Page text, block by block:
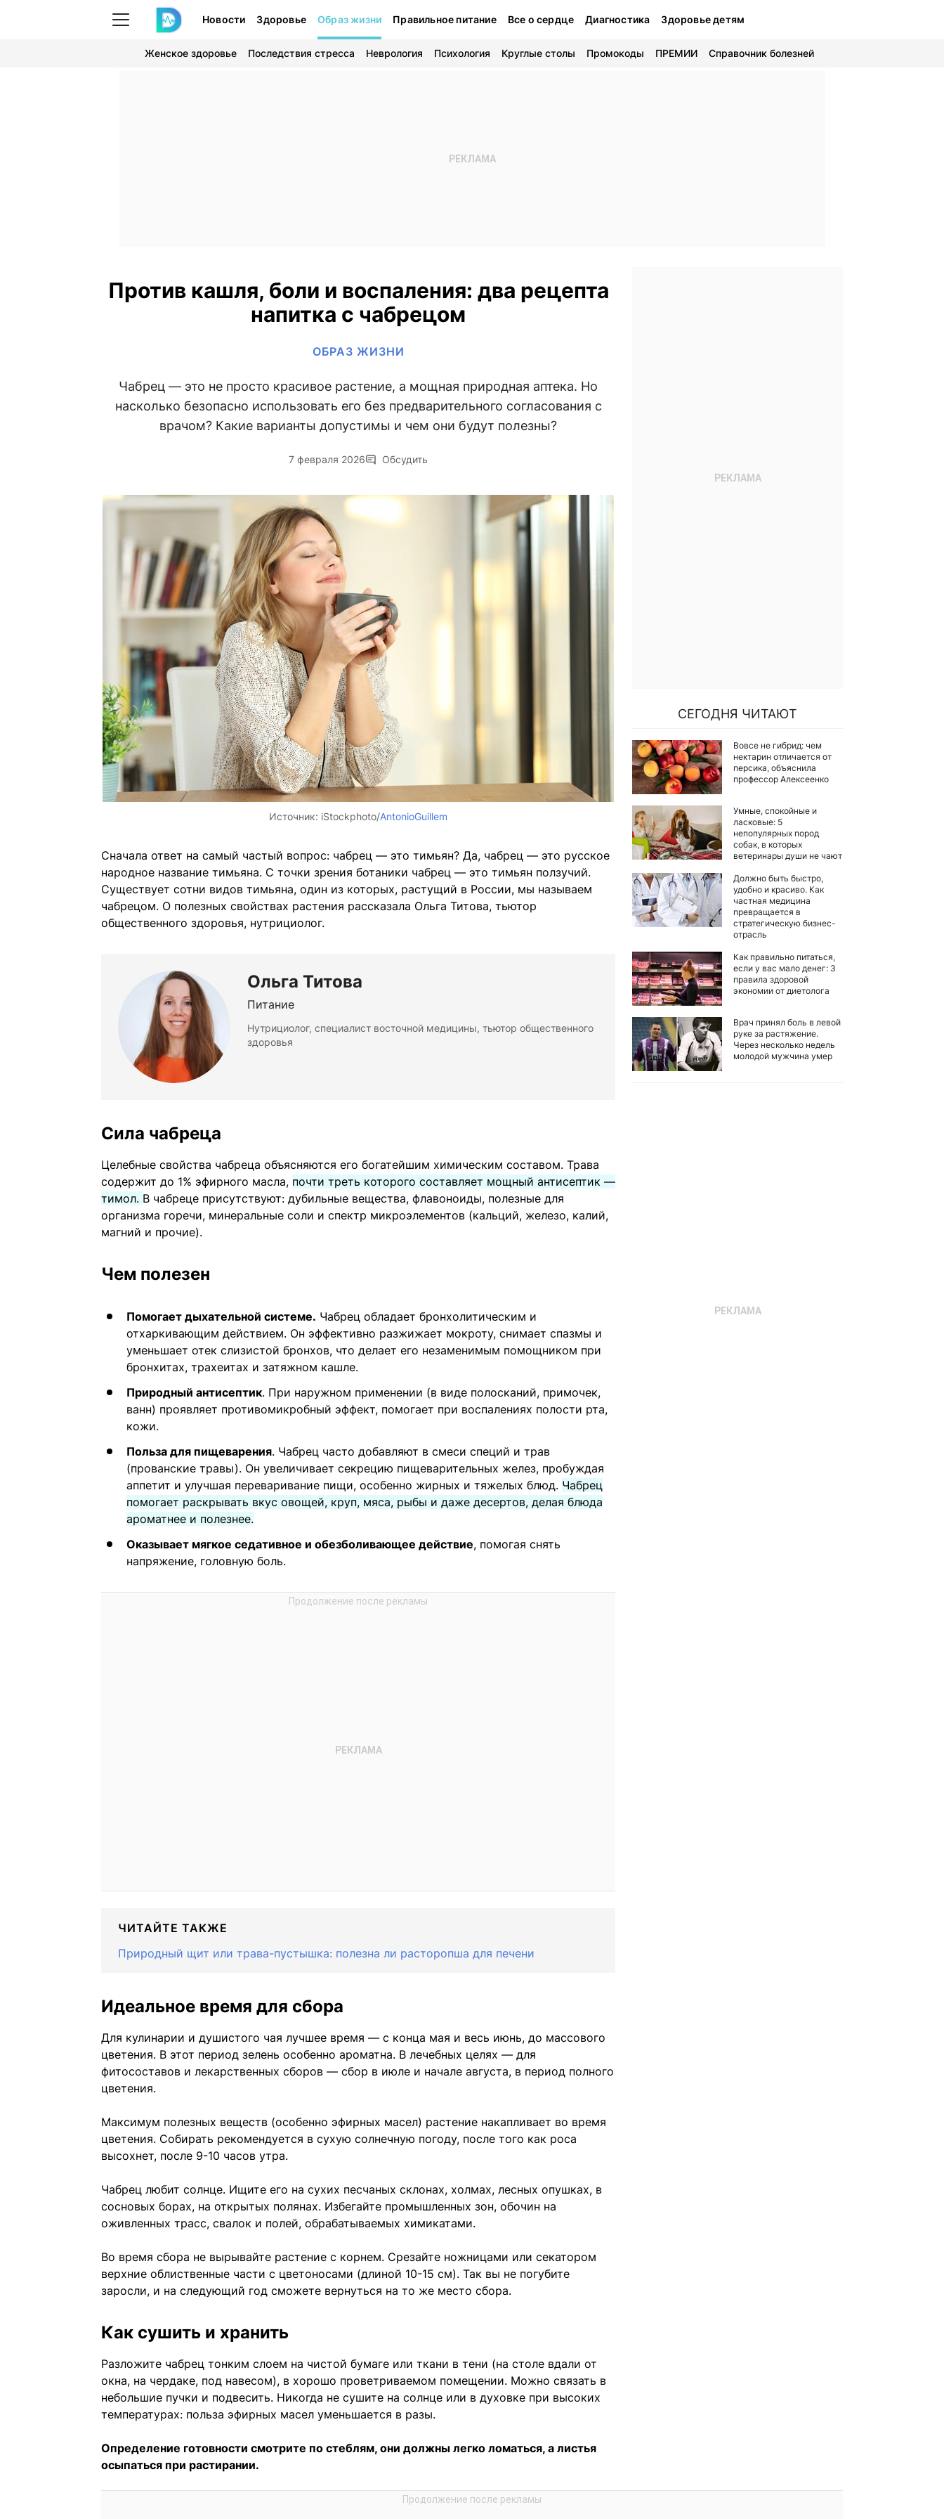
Новости Здоровье Образ жизни Правильное питание Все о сердце Диагностика Здоровье детям
Женское здоровье Последствия стресса Неврология Психология Круглые столы Промокоды ПРЕМИИ Справочник болезней
Против кашля, боли и воспаления: два рецепта
напитка с чабрецом
ОБРАЗ ЖИЗНИ
Чабрец — это не просто красивое растение, а мощная природная аптека. Но
насколько безопасно использовать его без предварительного согласования с
врачом? Какие варианты допустимы и чем они будут полезны?
7 февраля 2026 Обсудить
Источник: iStockphoto/AntonioGuillem
Сначала ответ на самый частый вопрос: чабрец — это тимьян? Да, чабрец — это русское
народное название тимьяна. С точки зрения ботаники чабрец — это тимьян ползучий.
Существует сотни видов тимьяна, один из которых, растущий в России, мы называем
чабрецом. О полезных свойствах растения рассказала Ольга Титова, тьютор
общественного здоровья, нутрициолог.
Ольга Титова
Питание
Нутрициолог, специалист восточной медицины, тьютор общественного
здоровья
Сила чабреца
Целебные свойства чабреца объясняются его богатейшим химическим составом. Трава
содержит до 1% эфирного масла, почти треть которого составляет мощный антисептик —
тимол. В чабреце присутствуют: дубильные вещества, флавоноиды, полезные для
организма горечи, минеральные соли и спектр микроэлементов (кальций, железо, калий,
магний и прочие).
Чем полезен
Помогает дыхательной системе. Чабрец обладает бронхолитическим и
отхаркивающим действием. Он эффективно разжижает мокроту, снимает спазмы и
уменьшает отек слизистой бронхов, что делает его незаменимым помощником при
бронхитах, трахеитах и затяжном кашле.
Природный антисептик. При наружном применении (в виде полосканий, примочек,
ванн) проявляет противомикробный эффект, помогает при воспалениях полости рта,
кожи.
Польза для пищеварения. Чабрец часто добавляют в смеси специй и трав
(прованские травы). Он увеличивает секрецию пищеварительных желез, пробуждая
аппетит и улучшая переваривание пищи, особенно жирных и тяжелых блюд. Чабрец
помогает раскрывать вкус овощей, круп, мяса, рыбы и даже десертов, делая блюда
ароматнее и полезнее.
Оказывает мягкое седативное и обезболивающее действие, помогая снять
напряжение, головную боль.
ЧИТАЙТЕ ТАКЖЕ
Природный щит или трава-пустышка: полезна ли расторопша для печени
Идеальное время для сбора
Для кулинарии и душистого чая лучшее время — с конца мая и весь июнь, до массового
цветения. В этот период зелень особенно ароматна. В лечебных целях — для
фитосоставов и лекарственных сборов — сбор в июле и начале августа, в период полного
цветения.
Максимум полезных веществ (особенно эфирных масел) растение накапливает во время
цветения. Собирать рекомендуется в сухую солнечную погоду, после того как роса
высохнет, после 9-10 часов утра.
Чабрец любит солнце. Ищите его на сухих песчаных склонах, холмах, лесных опушках, в
сосновых борах, на открытых полянах. Избегайте промышленных зон, обочин на
оживленных трасс, свалок и полей, обрабатываемых химикатами.
Во время сбора не вырывайте растение с корнем. Срезайте ножницами или секатором
верхние облиственные части с цветоносами (длиной 10-15 см). Так вы не погубите
заросли, и на следующий год сможете вернуться на то же место сбора.
Как сушить и хранить
Разложите чабрец тонким слоем на чистой бумаге или ткани в тени (на столе вдали от
окна, на чердаке, под навесом), в хорошо проветриваемом помещении. Можно связать в
небольшие пучки и подвесить. Никогда не сушите на солнце или в духовке при высоких
температурах: польза эфирных масел уменьшается в разы.
Определение готовности смотрите по стеблям, они должны легко ломаться, а листья
осыпаться при растирании.
СЕГОДНЯ ЧИТАЮТ
Вовсе не гибрид: чем
нектарин отличается от
персика, объяснила
профессор Алексеенко
Умные, спокойные и
ласковые: 5
непопулярных пород
собак, в которых
ветеринары души не чают
Должно быть быстро,
удобно и красиво. Как
частная медицина
превращается в
стратегическую бизнес-
отрасль
Как правильно питаться,
если у вас мало денег: 3
правила здоровой
экономии от диетолога
Врач принял боль в левой
руке за растяжение.
Через несколько недель
молодой мужчина умер